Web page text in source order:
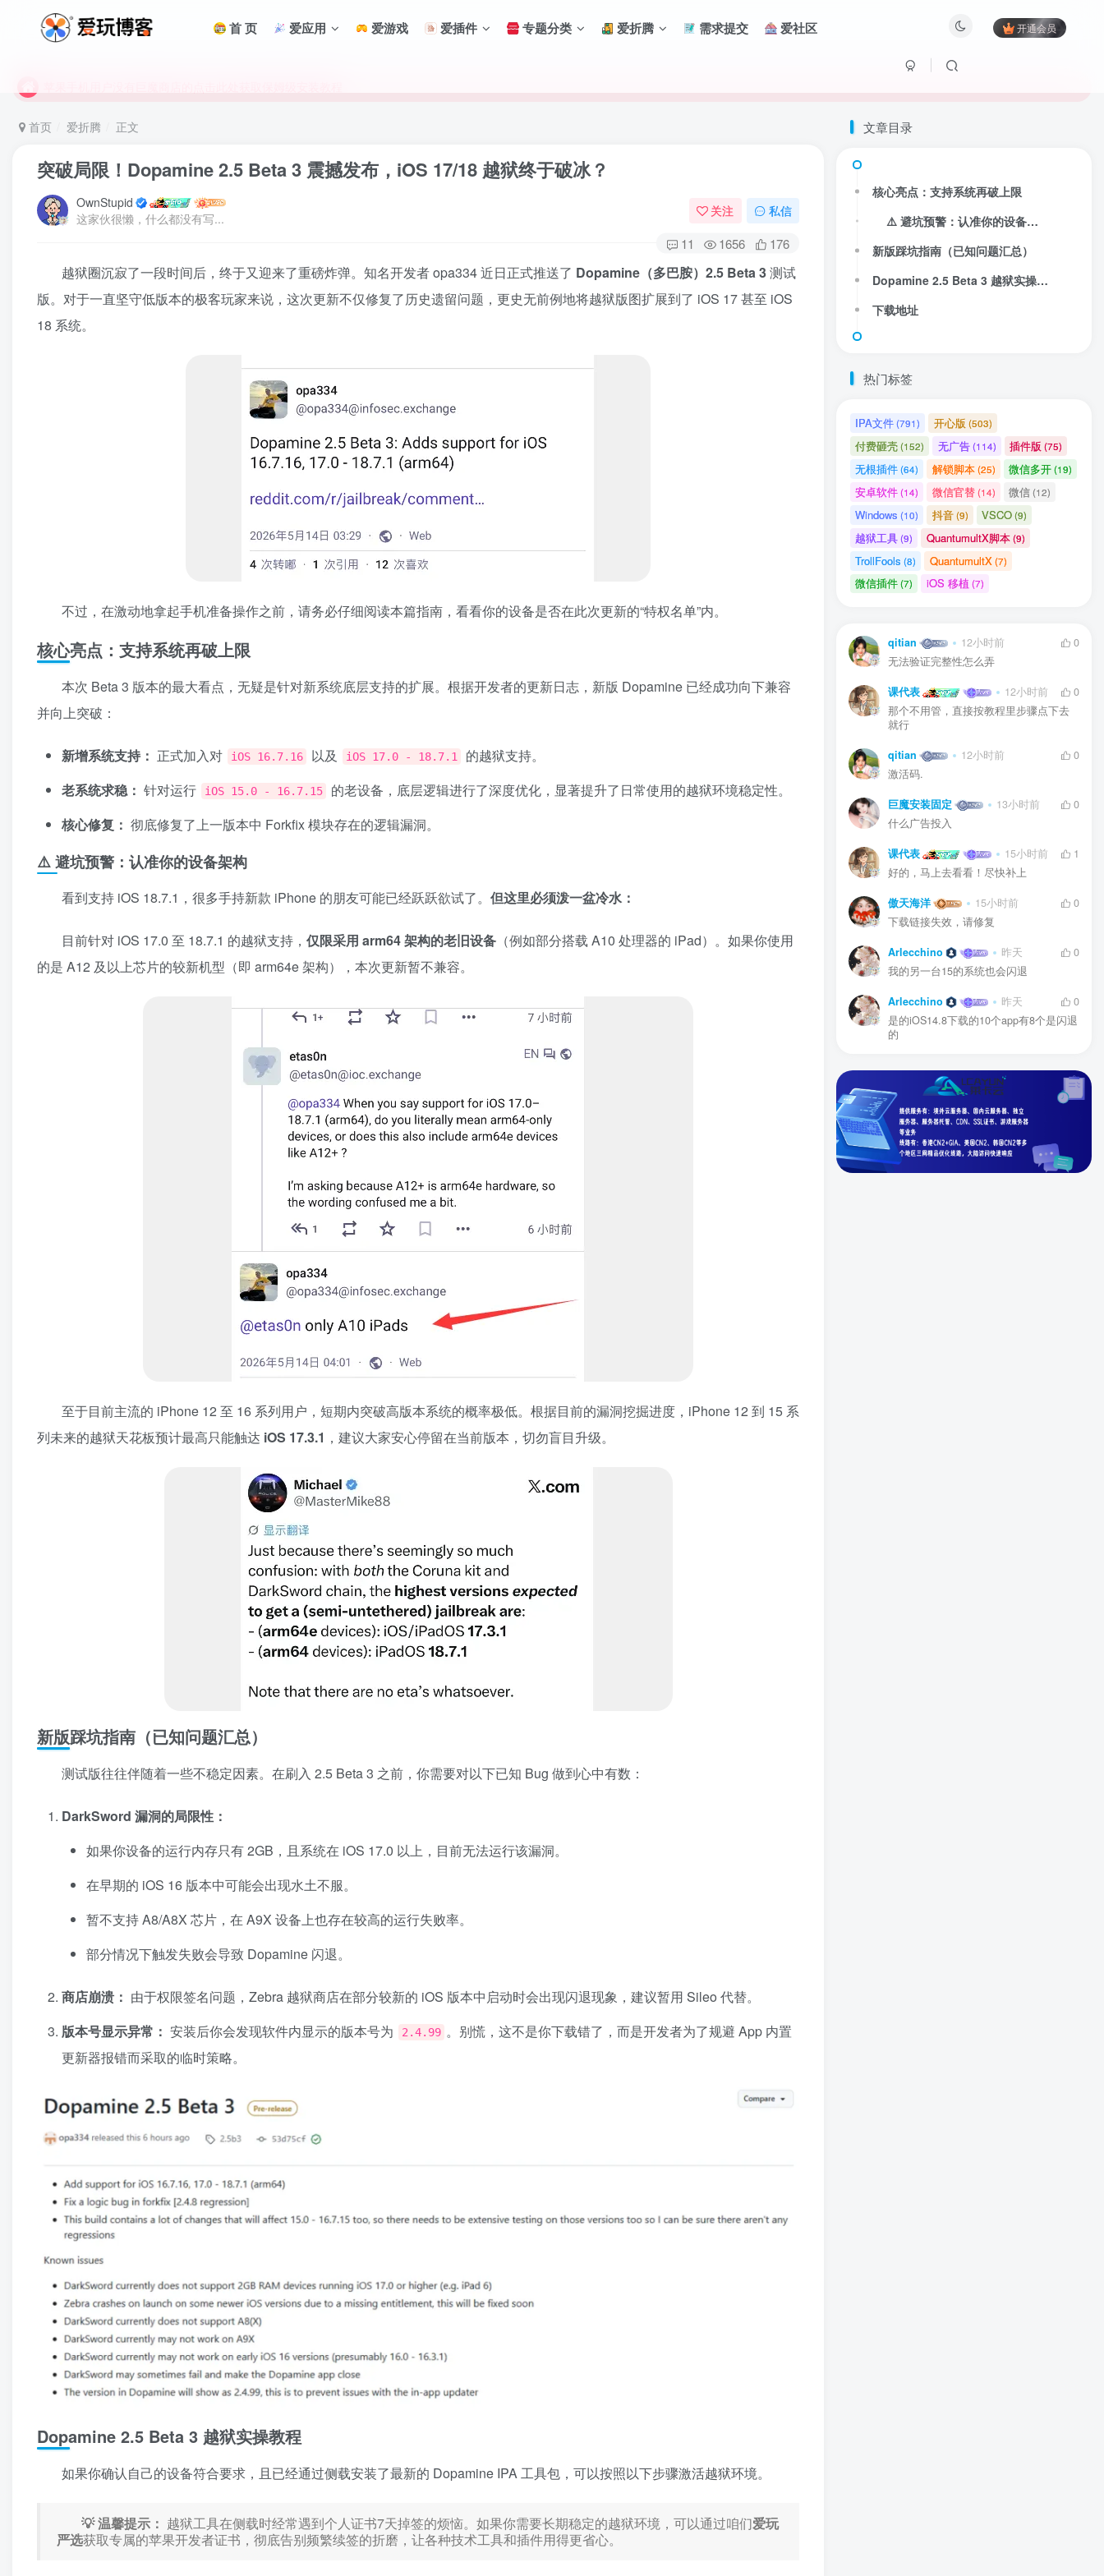
首 页 爱应用 爱游戏 爱插件 专题分类 爱折腾 需求提交 爱社区 开通会员
未找到所需资源？欢迎提交您的需求，我们将尽快为您处理。
首页 爱折腾 正文
突破局限！Dopamine 2.5 Beta 3 震撼发布，iOS 17/18 越狱终于破冰？
OwnStupid
这家伙很懒，什么都没有写...
关注 私信
11 1656 176
越狱圈沉寂了一段时间后，终于又迎来了重磅炸弹。知名开发者 opa334 近日正式推送了 Dopamine（多巴胺）2.5 Beta 3测试
版。对于一直坚守低版本的极客玩家来说，这次更新不仅修复了历史遗留问题，更史无前例地将越狱版图扩展到了 iOS 17 甚至 iOS
18 系统。
不过，在激动地拿起手机准备操作之前，请务必仔细阅读本篇指南，看看你的设备是否在此次更新的“特权名单”内。
核心亮点：支持系统再破上限
本次 Beta 3 版本的最大看点，无疑是针对新系统底层支持的扩展。根据开发者的更新日志，新版 Dopamine 已经成功向下兼容
并向上突破：
新增系统支持： 正式加入对 iOS 16.7.16 以及 iOS 17.0 - 18.7.1
的越狱支持。
老系统求稳： 针对运行 iOS 15.0 - 16.7.15
的老设备，底层逻辑进行了深度优化，显著提升了日常使用的越狱环境稳定性。
核心修复： 彻底修复了上一版本中 Forkfix 模块存在的逻辑漏洞。
⚠️ 避坑预警：认准你的设备架构
看到支持 iOS 18.7.1，很多手持新款 iPhone 的朋友可能已经跃跃欲试了。 但这里必须泼一盆冷水：
目前针对 iOS 17.0 至 18.7.1 的越狱支持， 仅限采用 arm64 架构的老旧设备 （例如部分搭载 A10 处理器的 iPad）。如果你使用
的是 A12 及以上芯片的较新机型（即 arm64e 架构），本次更新暂不兼容。
至于目前主流的 iPhone 12 至 16 系列用户，短期内突破高版本系统的概率极低。根据目前的漏洞挖掘进度，iPhone 12 到 15 系
列未来的越狱天花板预计最高只能触达 iOS 17.3.1 ，建议大家安心停留在当前版本，切勿盲目升级。
新版踩坑指南（已知问题汇总）
测试版往往伴随着一些不稳定因素。在刷入 2.5 Beta 3 之前，你需要对以下已知 Bug 做到心中有数：
DarkSword 漏洞的局限性：
如果你设备的运行内存只有 2GB，且系统在 iOS 17.0 以上，目前无法运行该漏洞。
在早期的 iOS 16 版本中可能会出现水土不服。
暂不支持 A8/A8X 芯片，在 A9X 设备上也存在较高的运行失败率。
部分情况下触发失败会导致 Dopamine 闪退。
商店崩溃： 由于权限签名问题，Zebra 越狱商店在部分较新的 iOS 版本中启动时会出现闪退现象，建议暂用 Sileo 代替。
版本号显示异常： 安装后你会发现软件内显示的版本号为 2.4.99 。别慌，这不是你下载错了，而是开发者为了规避 App 内置
更新器报错而采取的临时策略。
Dopamine 2.5 Beta 3 越狱实操教程
如果你确认自己的设备符合要求，且已经通过侧载安装了最新的 Dopamine IPA 工具包，可以按照以下步骤激活越狱环境。
💡 温馨提示： 越狱工具在侧载时经常遇到个人证书7天掉签的烦恼。如果你需要长期稳定的越狱环境，可以通过咱们爱玩
严选获取专属的苹果开发者证书，彻底告别频繁续签的折磨，让各种技术工具和插件用得更省心。
文章目录
核心亮点：支持系统再破上限
⚠️ 避坑预警：认准你的设备架构
新版踩坑指南（已知问题汇总）
Dopamine 2.5 Beta 3 越狱实操教程
下载地址
热门标签
IPA文件(791) 开心版 (503)
付费砸壳(152) 无广告(114) 插件版 (75)
无根插件(64) 解锁脚本(25) 微信多开(19)
安卓软件(14) 微信官替(14) 微信(12)
Windows (10) 抖音(9) VSCO(9)
越狱工具(9) QuantumultX脚本(9)
TrollFools (8) QuantumultX(7)
微信插件(7) iOS 移植 (7)
qitian 12小时前
0
无法验证完整性怎么弄
课代表 12小时前
0
那个不用管，直接按教程里步骤点下去
就行
qitian 12小时前
0
激活码.
巨魔安装固定 13小时前
0
什么广告投入
课代表 15小时前
1
好的，马上去看看！尽快补上
傲天海洋 15小时前
0
下载链接失效，请修复
Arlecchino 昨天
0
我的另一台15的系统也会闪退
Arlecchino 昨天
0
是的iOS14.8下载的10个app有8个是闪退
的